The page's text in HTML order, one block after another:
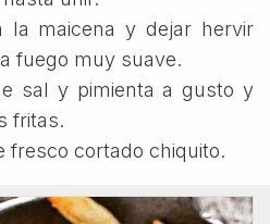
la maicena y dejar hervir
fuego muy suave.
sal y pimienta a gusto y
fritas.
fresco cortado chiquito.